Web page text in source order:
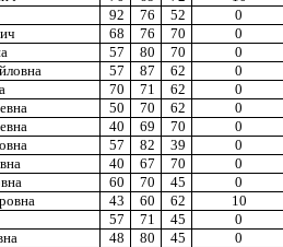
92 76 52
0
68 76 70
0
57 80 70
0
57 87 62
0
70 71 62
0
50 70 62
0
40 69 70
0
57 82 39
0
40 67 70
0
60 70 45
0
43 60 62
10
57 71 45
0
48 80 45
0